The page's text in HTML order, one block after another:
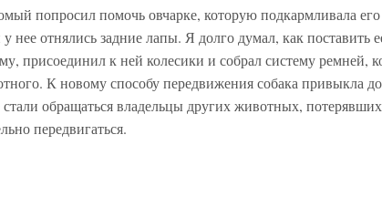
попросил помочь овчарке, которую подкармливала
нее отнялись задние лапы. Я долго думал, как поставить
присоединил к ней колесики и собрал систему ремней,
К новому способу передвижения собака привыкла
обращаться владельцы других животных, потерявших
передвигаться.